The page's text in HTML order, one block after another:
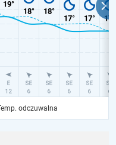
odczuwalna